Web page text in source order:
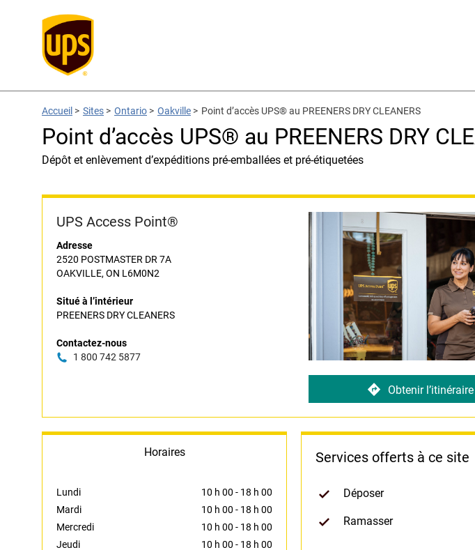
Accueil > Sites > Ontario > Oakville > Point d’accès UPS® au PREENERS DRY CLEANERS
Point d’accès UPS® au PREENERS DRY
Dépôt et enlèvement d’expéditions pré-emballées et pré-étiquetées
UPS Access Point®
Adresse
2520 POSTMASTER DR 7A
OAKVILLE, ON L6M0N2
Situé à l’intérieur
PREENERS DRY CLEANERS
Contactez-nous
1 800 742 5877
Obtenir l’itinéraire
Horaires
Lundi 10 h 00 - 18 h 00
Mardi
10 h 00 - 18 h 00
Mercredi
10 h 00 - 18 h 00
Jeudi
10 h 00 - 18 h 00
Services offerts à ce site
Déposer
Ramasser